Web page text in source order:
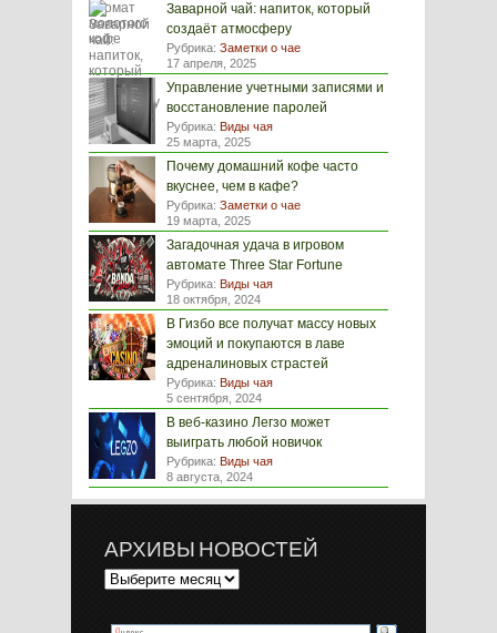
Заварной чай: напиток, который
создаёт атмосферу
Рубрика: Заметки о чае
17 апреля, 2025
Управление учетными записями и
восстановление паролей
Рубрика: Виды чая
25 марта, 2025
Почему домашний кофе часто
вкуснее, чем в кафе?
Рубрика: Заметки о чае
19 марта, 2025
Загадочная удача в игровом
автомате Three Star Fortune
Рубрика: Виды чая
18 октября, 2024
В Гизбо все получат массу новых
эмоций и покупаются в лаве
адреналиновых страстей
Рубрика: Виды чая
5 сентября, 2024
В веб-казино Легзо может
выиграть любой новичок
Рубрика: Виды чая
8 августа, 2024
АРХИВЫ НОВОСТЕЙ